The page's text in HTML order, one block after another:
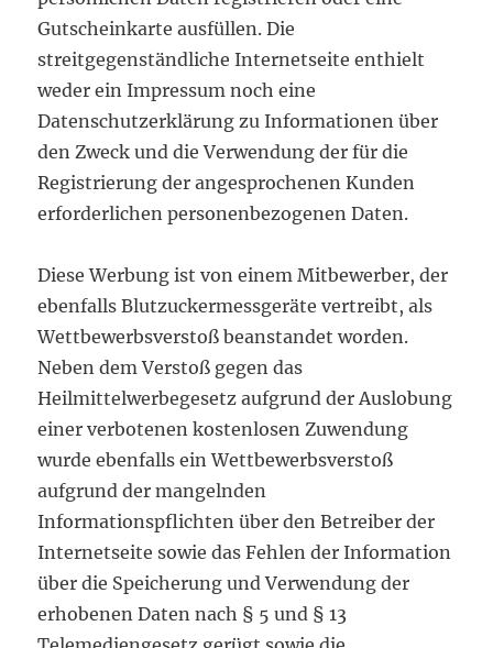
Gutscheinkarte ausfüllen.Die
streitgegenständliche Internetseite enthielt
weder ein Impressum noch eine
Datenschutzerklärung zu Informationen über
den Zweck und die Verwendung der für die
Registrierung der angesprochenen Kunden
erforderlichen personenbezogenen Daten.
Diese Werbung ist von einem Mitbewerber, der
ebenfalls Blutzuckermessgeräte vertreibt, als
Wettbewerbsverstoß beanstandet worden.
Neben dem Verstoß gegen das
Heilmittelwerbegesetz aufgrund der Auslobung
einer verbotenen kostenlosen Zuwendung
wurde ebenfalls ein Wettbewerbsverstoß
aufgrund der mangelnden
Informationspflichten über den Betreiber der
Internetseite sowie das Fehlen der Information
über die Speicherung und Verwendung der
erhobenen Daten nach § 5 und § 13